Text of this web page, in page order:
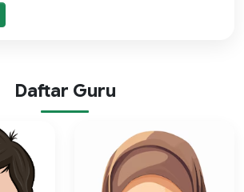
Daftar Guru